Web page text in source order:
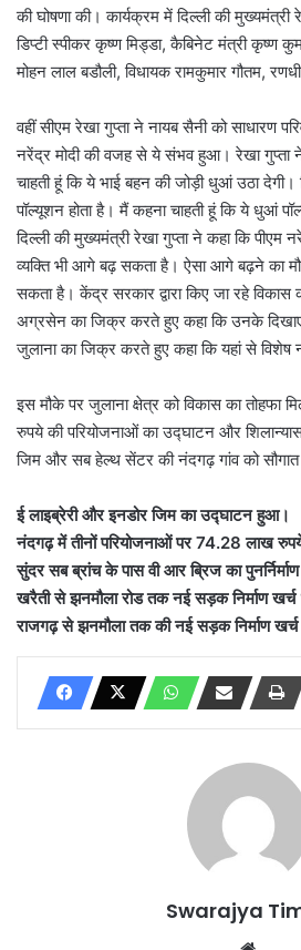
की घोषणा की। कार्यक्रम में दिल्ली की मुख्यमंत्री
डिप्टी स्पीकर कृष्ण मिड्डा, कैबिनेट मंत्री कृष्ण
मोहन लाल बडौली, विधायक रामकुमार गौतम,
वहीं सीएम रेखा गुप्ता ने नायब सैनी को साधारण
नरेंद्र मोदी की वजह से ये संभव हुआ। रेखा गुप्ता ने
चाहती हूं कि ये भाई बहन की जोड़ी धुआं उठा
पॉल्यूशन होता है। मैं कहना चाहती हूं कि ये धुआं
दिल्ली की मुख्यमंत्री रेखा गुप्ता ने कहा कि पीएम
व्यक्ति भी आगे बढ़ सकता है। ऐसा आगे बढ़ने का
सकता है। केंद्र सरकार द्वारा किए जा रहे विकास
अग्रसेन का जिक्र करते हुए कहा कि उनके
जुलाना का जिक्र करते हुए कहा कि यहां से विशेष
इस मौके पर जुलाना क्षेत्र को विकास का
रुपये की परियोजनाओं का उद्घाटन और
जिम और सब हेल्थ सेंटर की नंदगढ़ गांव को सौगात
ई लाइब्रेरी और इनडोर जिम का उद्घाटन हुआ।
नंदगढ़ में तीनों परियोजनाओं पर 74.28 लाख
सुंदर सब ब्रांच के पास वी आर ब्रिज का
खरैती से झनमौला रोड तक नई सड़क निर्माण
राजगढ़ से झनमौला तक की नई सड़क निर्माण
Swarajya